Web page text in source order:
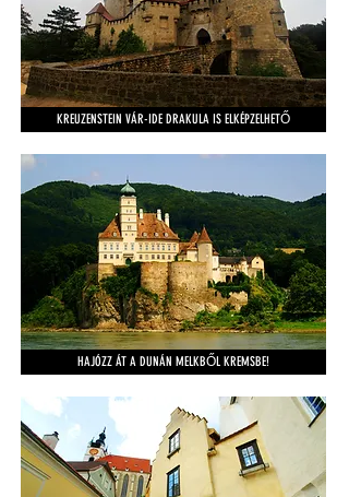
KREUZENSTEIN VÁR-IDE DRAKULA IS ELKÉPZELHETŐ
HAJÓZZ ÁT A DUNÁN MELKBŐL KREMSBE!